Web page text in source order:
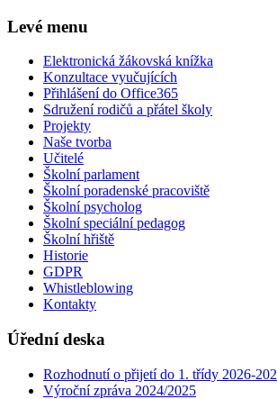
Levé menu
Elektronická žákovská knížka
Konzultace vyučujících
Přihlášení do Office365
Sdružení rodičů a přátel školy
Projekty
Naše tvorba
Učitelé
Školní parlament
Školní poradenské pracoviště
Školní psycholog
Školní speciální pedagog
Školní hřiště
Historie
GDPR
Whistleblowing
Kontakty
Úřední deska
Rozhodnutí o přijetí do 1. třídy 2026-
Výroční zpráva 2024/2025